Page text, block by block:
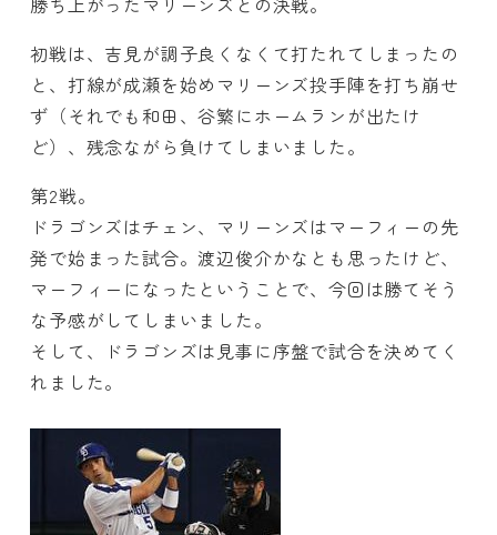
初戦は、吉見が調子良くなくて打たれてしまったの
と、打線が成瀬を始めマリーンズ投手陣を打ち崩せ
ず（それでも和田、谷繁にホームランが出たけ
ど）、残念ながら負けてしまいました。
第2戦。
ドラゴンズはチェン、マリーンズはマーフィーの先
発で始まった試合。渡辺俊介かなとも思ったけど、
マーフィーになったということで、今回は勝てそう
な予感がしてしまいました。
そして、ドラゴンズは見事に序盤で試合を決めてく
れました。